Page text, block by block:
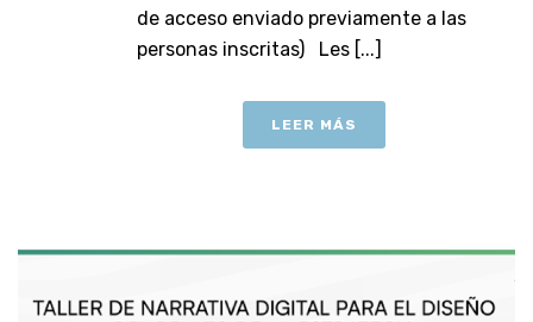
de acceso enviado previamente a las
personas inscritas) Les [...]
LEER MÁS